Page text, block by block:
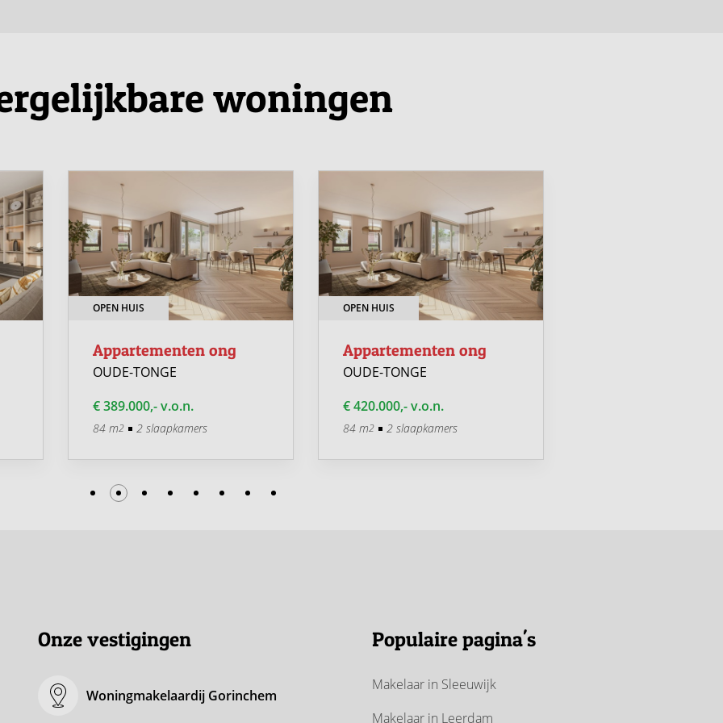
vrijblijvend inloopmoment in Hotel Restaurant
te lopen, vragen te stellen en in gesprek te gaan
comfortabel en op een prachtige locatie. Een ideale
woningen
OPEN HUIS
Appartementen ong
OUDE-TONGE
€ 389.000,- v.o.n.
84 m2 2 slaapkamers
OPEN HUIS
Appartementen ong
OUDE-TONGE
€ 420.000,- v.o.n.
84 m2 2 slaapkamers
Onze vestigingen
Woningmakelaardij Gorinchem
Populaire pagina's
Makelaar in Sleeuwijk
Makelaar in Leerdam